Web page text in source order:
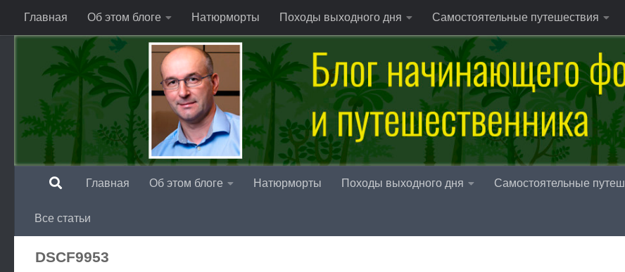
Перейти к содержимому
Главная Об этом блоге Натюрморты Походы выходного дня Самостоятельные путешествия
Главная Об этом блоге Натюрморты Походы выходного дня Самостоятельные
Все статьи
DSCF9953